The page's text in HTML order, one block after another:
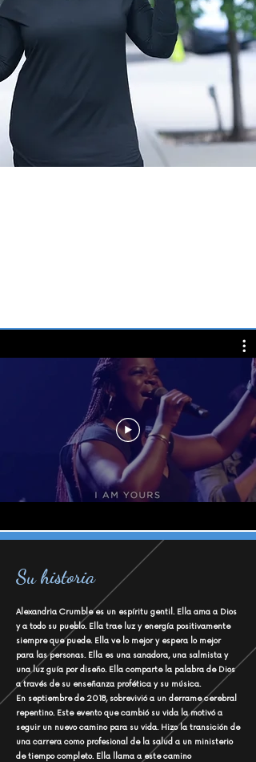
Su historia
Alexandria Crumble es un espíritu gentil. Ella ama a Dios
y a todo su pueblo. Ella trae luz y energía positivamente
siempre que puede. Ella ve lo mejor y espera lo mejor
para las personas. Ella es una sanadora, una salmista y
una luz guía por diseño. Ella comparte la palabra de Dios
a través de su enseñanza profética y su música.
En septiembre de 2018, sobrevivió a un derrame cerebral
repentino. Este evento que cambió su vida la motivó a
seguir un nuevo camino para su vida. Hizo la transición de
una carrera como profesional de la salud a un ministerio
de tiempo completo. Ella llama a este camino